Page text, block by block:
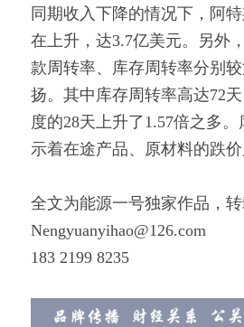
同期收入下降的情况下，阿
在上升，达3.7亿美元。另外
款周转率、库存周转率分别
扬。其中库存周转率高达72
度的28天上升了1.57倍之多
示着在途产品、原材料的跌价
全文为能源一号独家作品，转
Nengyuanyihao@126.com
183 2199 8235